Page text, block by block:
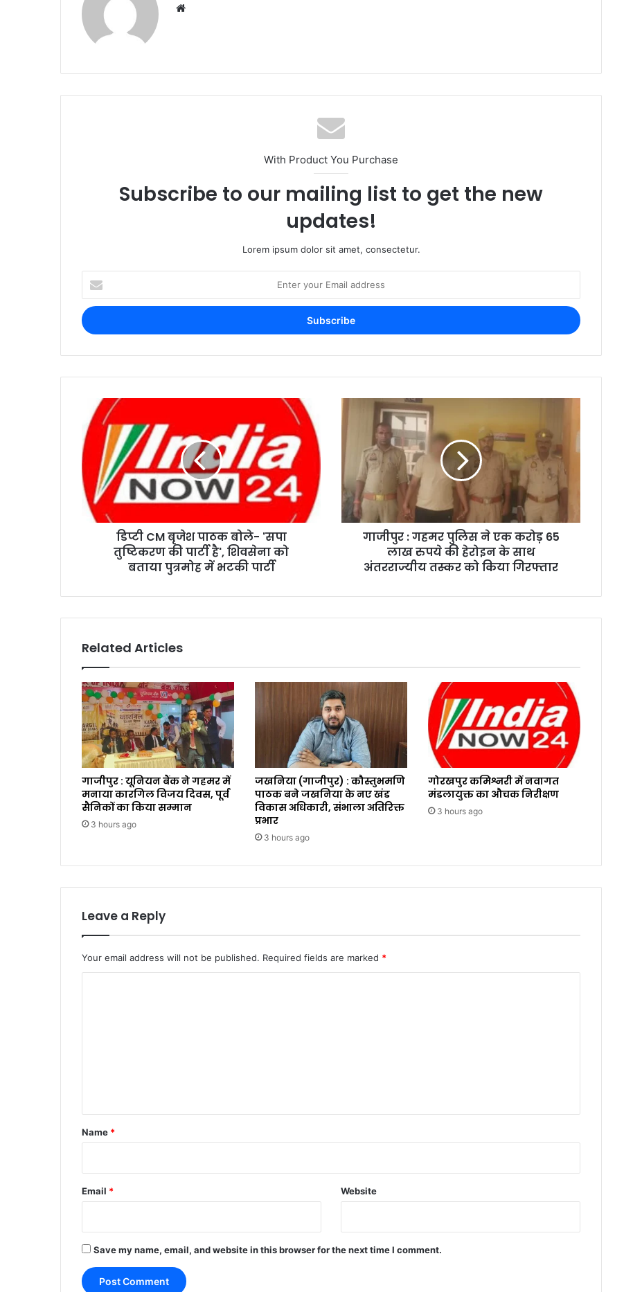
With Product You Purchase
Subscribe to our mailing list to get the new
updates!
Lorem ipsum dolor sit amet, consectetur.
डिप्टी CM बृजेश पाठक बोले- 'सपा
तुष्टिकरण की पार्टी है', शिवसेना को
बताया पुत्रमोह में भटकी पार्टी
गाजीपुर : गहमर पुलिस ने एक करोड़ 65
लाख रुपये की हेरोइन के साथ
अंतरराज्यीय तस्कर को किया गिरफ्तार
Related Articles
गाजीपुर : यूनियन बैंक ने गहमर में
मनाया कारगिल विजय दिवस, पूर्व
सैनिकों का किया सम्मान
3 hours ago
जखनिया (गाजीपुर) : कौस्तुभमणि
पाठक बने जखनिया के नए खंड
विकास अधिकारी, संभाला अतिरिक्त
प्रभार
3 hours ago
गोरखपुर कमिश्नरी में नवागत
मंडलायुक्त का औचक निरीक्षण
3 hours ago
Leave a Reply
Your email address will not be published. Required fields are marked *
*
Name *
Email * Website
Save my name, email, and website in this browser for the next time I comment.